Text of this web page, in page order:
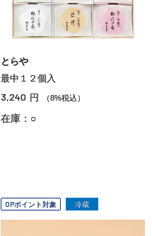
とらや
最中１２個入
3,240 円 （8%税込）
在庫：○
OPポイント対象 冷蔵